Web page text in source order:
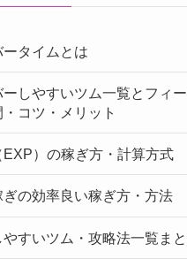
ータイムとは
しやすいツム一覧とフィ
コツ・メリット
EXP）の稼ぎ方・計算方式
ぎの効率良い稼ぎ方・方法
やすいツム・攻略法一覧ま